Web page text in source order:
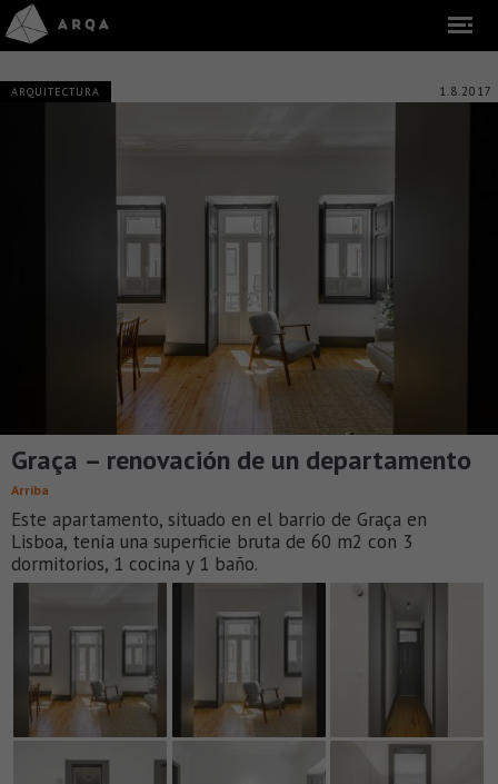
ARQUITECTURA 1.8.2017
Graça – renovación de un departamento
Arriba
Este apartamento, situado en el barrio de Graça en
Lisboa, tenía una superficie bruta de 60 m2 con 3
dormitorios, 1 cocina y 1 baño.